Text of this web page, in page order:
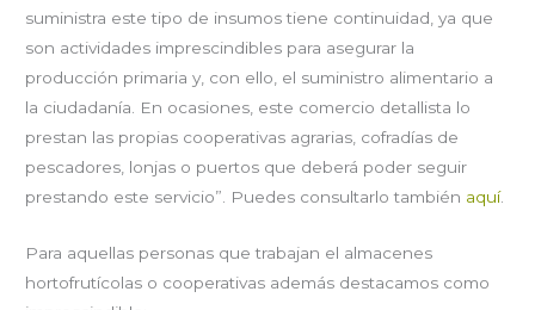
suministra este tipo de insumos tiene continuidad, ya que
son actividades imprescindibles para asegurar la
producción primaria y, con ello, el suministro alimentario a
la ciudadanía. En ocasiones, este comercio detallista lo
prestan las propias cooperativas agrarias, cofradías de
pescadores, lonjas o puertos que deberá poder seguir
prestando este servicio”. Puedes consultarlo también aquí.
Para aquellas personas que trabajan el almacenes
hortofrutícolas o cooperativas además destacamos como